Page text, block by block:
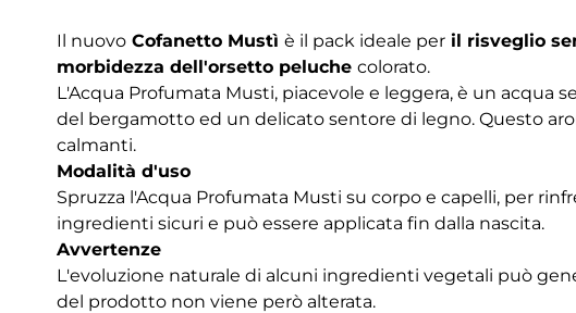
Il nuovo Cofanetto Mustì è il pack ideale per il risveglio
morbidezza dell'orsetto peluche colorato.
L'Acqua Profumata Musti, piacevole e leggera, è un acqua
del bergamotto ed un delicato sentore di legno. Questo
calmanti.
Modalità d'uso
Spruzza l'Acqua Profumata Musti su corpo e capelli, per
ingredienti sicuri e può essere applicata fin dalla nascita.
Avvertenze
L'evoluzione naturale di alcuni ingredienti vegetali può
del prodotto non viene però alterata.